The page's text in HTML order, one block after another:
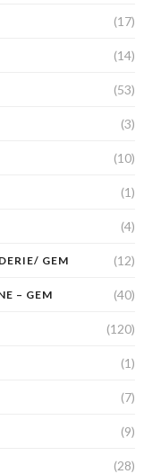
(17)
(14)
(53)
(3)
(10)
(1)
(4)
GEM (12)
– GEM (40)
(120)
(1)
(7)
(9)
(28)